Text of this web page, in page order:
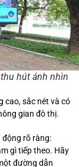
hút ánh nhìn
cao, sắc nét và có
gian đô thị.
động rõ ràng:
gì tiếp theo. Hãy
đường dẫn